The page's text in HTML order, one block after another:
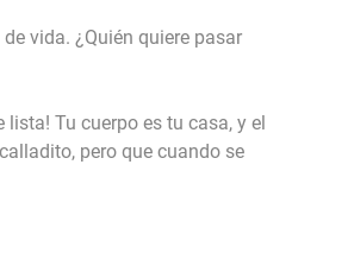
vida. ¿Quién quiere pasar
Tu cuerpo es tu casa, y el
pero que cuando se